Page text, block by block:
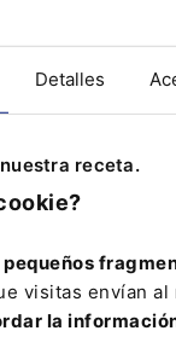
Detalles
receta.
pequeños
visitas envían al
la
te has
y
descuento